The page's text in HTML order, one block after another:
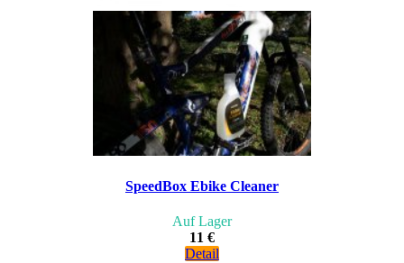
SpeedBox Ebike Cleaner
Auf Lager
11 €
Detail